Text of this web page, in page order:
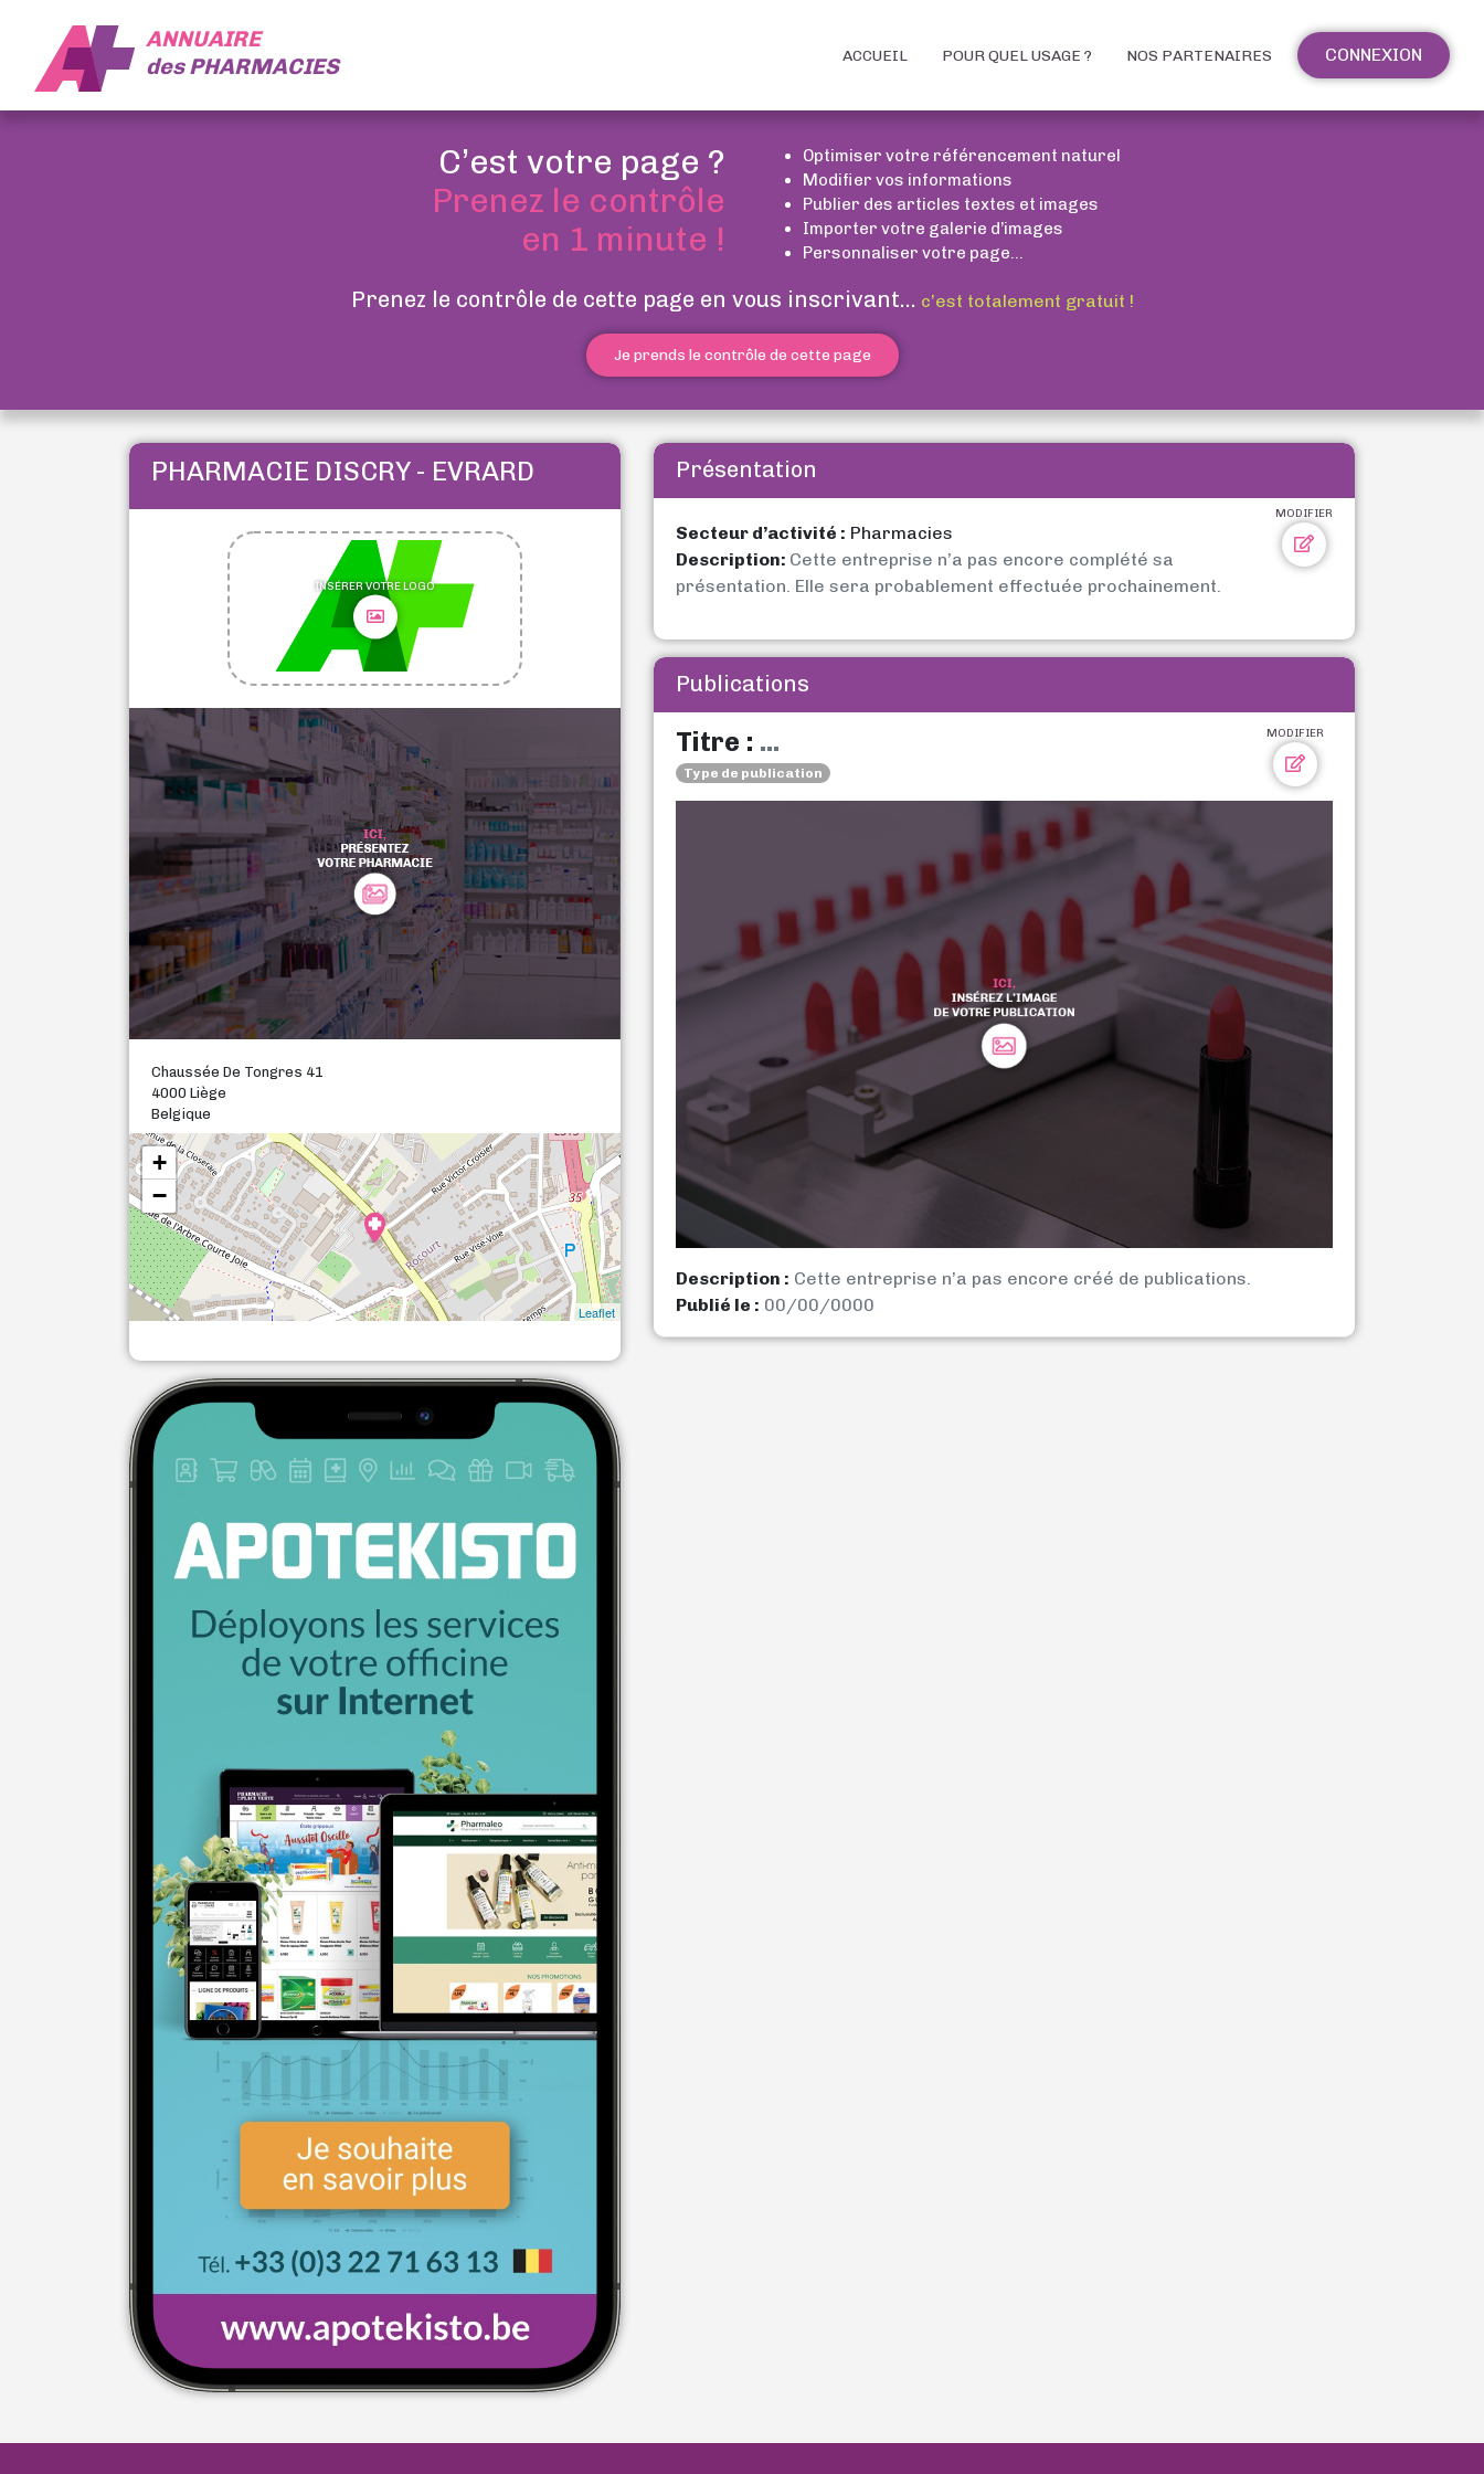
ANNUAIRE
desPHARMACIES ACCUEIL POUR QUEL USAGE ? NOS PARTENAIRES CONNEXION
C’est votre page ?
Prenez le contrôle
en 1 minute !
Optimiser votre référencement naturel
Modifier vos informations
Publier des articles textes et images
Importer votre galerie d’images
Personnaliser votre page...
Prenez le contrôle de cette page en vous inscrivant... c’est totalement gratuit !
Je prends le contrôle de cette page
PHARMACIE DISCRY - EVRARD
INSÉRER VOTRE LOGO
Chaussée De Tongres 41
4000 Liège
Belgique
+
−
Leaflet
Présentation
MODIFIER
Secteur d’activité : Pharmacies
Description: Cette entreprise n’a pas encore complété sa
présentation. Elle sera probablement effectuée prochainement.
Publications
MODIFIER
Titre : ...
Type de publication
Description : Cette entreprise n’a pas encore créé de publications.
Publié le : 00/00/0000